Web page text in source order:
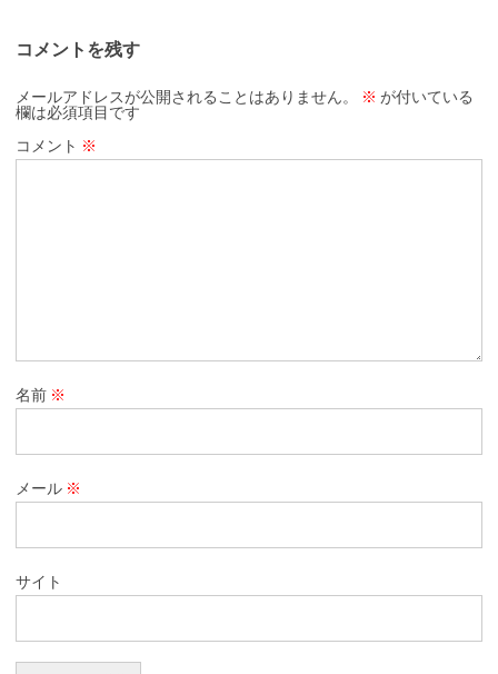
コメントを残す
メールアドレスが公開されることはありません。 ※ が付いている
欄は必須項目です
コメント ※
名前 ※
メール ※
サイト